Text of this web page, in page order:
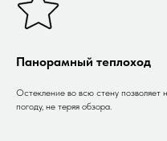
Панорамный теплоход
Остекление во всю стену
погоду, не теряя обзора.